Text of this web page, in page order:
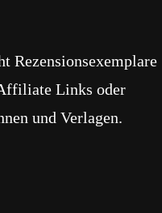
Rezensionsexemplare
Links oder
und Verlagen.